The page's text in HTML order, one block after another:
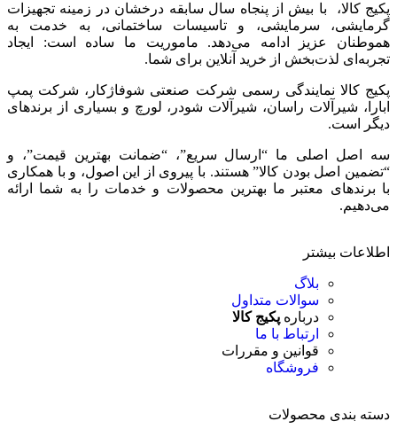
پکیج کالا، با بیش از پنجاه سال سابقه درخشان در زمینه تجهیزات
گرمایشی، سرمایشی، و تاسیسات ساختمانی، به خدمت به
هموطنان عزیز ادامه می‌دهد. ماموریت ما ساده است: ایجاد
تجربه‌ای لذت‌بخش از خرید آنلاین برای شما.
پکیج کالا نمایندگی رسمی شرکت صنعتی شوفاژکار، شرکت پمپ
ابارا، شیرآلات راسان، شیرآلات شودر، لورچ و بسیاری از برندهای
دیگر است.
سه اصل اصلی ما “ارسال سریع”، “ضمانت بهترین قیمت”، و
“تضمین اصل بودن کالا” هستند. با پیروی از این اصول، و با همکاری
با برندهای معتبر ما بهترین محصولات و خدمات را به شما ارائه
می‌دهیم.
اطلاعات بیشتر
بلاگ
سوالات متداول
درباره پکیج کالا
ارتباط با ما
قوانین و مقررات
فروشگاه
دسته بندی محصولات